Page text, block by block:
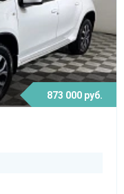
873 000 руб.